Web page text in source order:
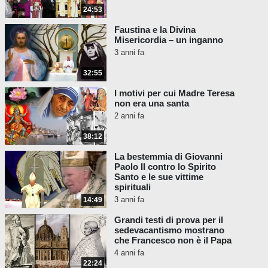
detta, la meretrice di Babilonia) dice che
questo tempio indù è necessario e lo chiama
il tempio santo di Dio.
Salmo 95:5: "... tutti gli dei dei
Gentili sono diavoli."
Dice anche che la Chiesa cattolica si
rallegra per la costruzione di questo nuovo
tempio indù. Questa è blasfemia e
apostasia. Egli elogia il tempio indù.
["vescovo" Martinelli:]Inoltre è
stato un grande piacere per me
essere qui. Questo pomeriggio
ho visitato il Suo tempio santo. È
una cosa meravigliosa vedere
una tale bellezza che è in grado
di ricordarci il fondamentale
rapporto che abbiamo con Dio!
Abbiamo bisogno di un tale
24:53
32:55
Faustina e la Divina
Misericordia – un inganno
3 anni fa
38:12
I motivi per cui Madre Teresa
non era una santa
2 anni fa
14:49
La bestemmia di Giovanni
Paolo II contro lo Spirito
Santo e le sue vittime
spirituali
3 anni fa
22:24
Grandi testi di prova per il
sedevacantismo mostrano
che Francesco non è il Papa
4 anni fa